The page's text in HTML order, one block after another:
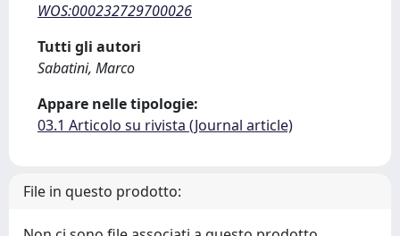
WOS:000232729700026
Tutti gli autori
Sabatini, Marco
Appare nelle tipologie:
03.1 Articolo su rivista (Journal article)
File in questo prodotto: